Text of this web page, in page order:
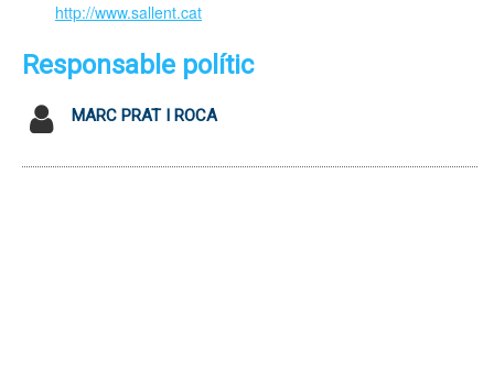
http://www.sallent.cat
Responsable polític
MARC PRAT I ROCA